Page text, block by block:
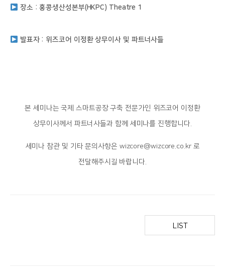
장소 : 홍콩생산성본부(HKPC) Theatre 1
발표자 : 위즈코어 이정환 상무이사 및 파트너사들
본 세미나는 국제 스마트공장 구축 전문가인 위즈코어 이정환
상무이사께서 파트너사들과 함께 세미나를 진행합니다.
세미나 참관 및 기타 문의사항은 wizcore@wizcore.co.kr 로
전달해주시길 바랍니다.
LIST